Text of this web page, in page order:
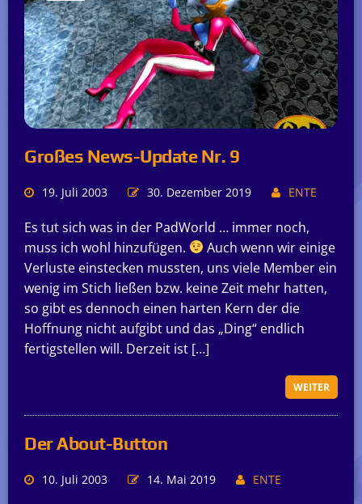
Großes News-Update Nr. 9
19. Juli 2003 30. Dezember 2019 ENTE
Es tut sich was in der PadWorld … immer noch,
muss ich wohl hinzufügen.
Auch wenn wir einige
Verluste einstecken mussten, uns viele Member ein
wenig im Stich ließen bzw. keine Zeit mehr hatten,
so gibt es dennoch einen harten Kern der die
Hoffnung nicht aufgibt und das „Ding“ endlich
fertigstellen will. Derzeit ist […]
WEITER
Der About-Button
10. Juli 2003 14. Mai 2019 ENTE